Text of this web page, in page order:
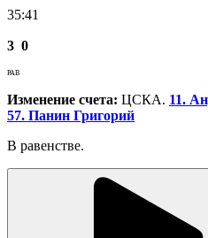
35:41
3 0
РАВ
Изменение счета: ЦСКА. 11.
57. Панин Григорий
В равенстве.